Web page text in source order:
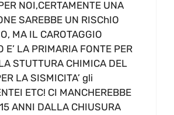
NOI,CERTAMENTE UNA
SAREBBE UN RISChIO
MA IL CAROTAGGIO
E’ LA PRIMARIA FONTE PER
STUTTURA CHIMICA DEL
LA SISMICITA’ gli
ETC! CI MANCHEREBBE
ANNI DALLA CHIUSURA